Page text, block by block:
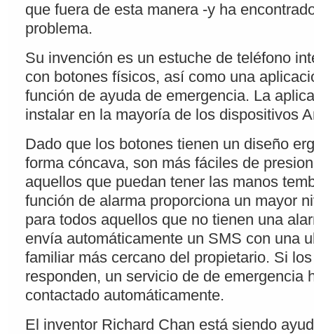
que fuera de esta manera -y ha
problema.
Su invención es un estuche de teléfono
con botones físicos, así como una
función de ayuda de emergencia. La
instalar en la mayoría de los dispositivos
Dado que los botones tienen un diseño
forma cóncava, son más fáciles de
aquellos que puedan tener las manos
función de alarma proporciona un mayor
para todos aquellos que no tienen una
envía automáticamente un SMS con una
familiar más cercano del propietario. Si
responden, un servicio de de emergencia
contactado automáticamente.
El inventor Richard Chan está siendo